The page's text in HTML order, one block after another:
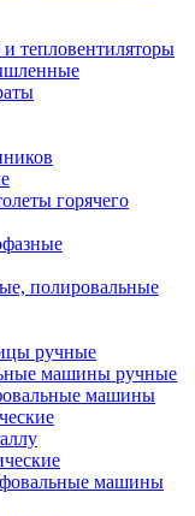
тепловентиляторы
горячего
полировальные
ручные
машины ручные
машины
машины